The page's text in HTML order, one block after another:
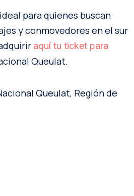
para quienes buscan
y conmovedores en el sur
aquí tu ticket para
Queulat.
Queulat, Región de